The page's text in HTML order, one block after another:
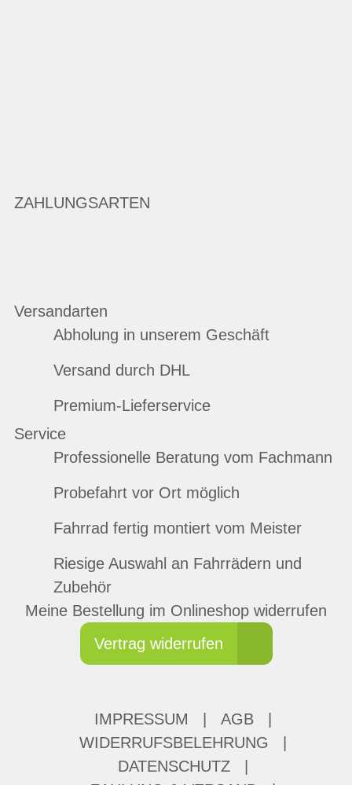
ZAHLUNGSARTEN
Versandarten
Abholung in unserem Geschäft
Versand durch DHL
Premium-Lieferservice
Service
Professionelle Beratung vom Fachmann
Probefahrt vor Ort möglich
Fahrrad fertig montiert vom Meister
Riesige Auswahl an Fahrrädern und
Zubehör
Meine Bestellung im Onlineshop widerrufen
Vertrag widerrufen
IMPRESSUM AGB
WIDERRUFSBELEHRUNG
DATENSCHUTZ